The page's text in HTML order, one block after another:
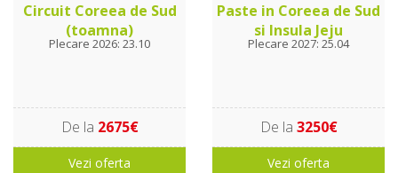
Circuit Coreea de Sud
(toamna)
Plecare 2026: 23.10
De la 2675€
Vezi oferta
Paste in Coreea de Sud
si Insula Jeju
Plecare 2027: 25.04
De la 3250€
Vezi oferta